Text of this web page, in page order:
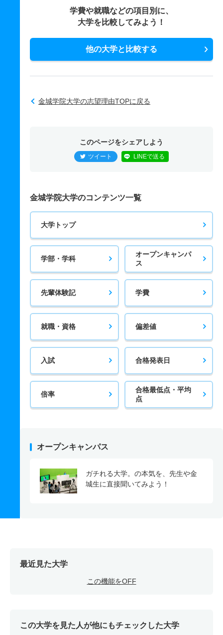
学費や就職などの項目別に、
大学を比較してみよう！
他の大学と比較する
金城学院大学の志望理由TOPに戻る
このページをシェアしよう
ツイート LINEで送る
金城学院大学のコンテンツ一覧
大学トップ
学部・学科
オープンキャンパ
ス
先輩体験記 学費
就職・資格 偏差値
入試 合格発表日
倍率
合格最低点・平均
点
オープンキャンパス
ガチれる大学。の本気を、先生や金
城生に直接聞いてみよう！
最近見た大学
この機能をOFF
この大学を見た人が他にもチェックした大学